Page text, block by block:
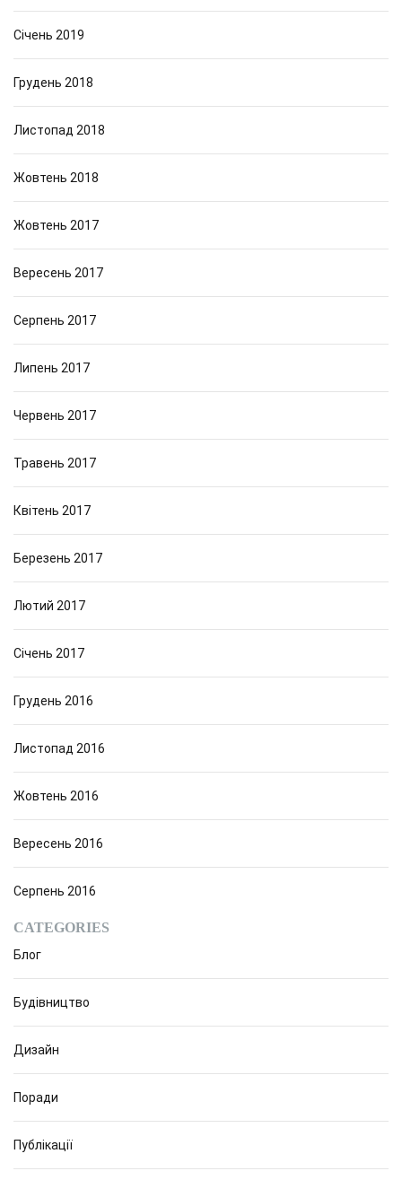
Січень 2019
Грудень 2018
Листопад 2018
Жовтень 2018
Жовтень 2017
Вересень 2017
Серпень 2017
Липень 2017
Червень 2017
Травень 2017
Квітень 2017
Березень 2017
Лютий 2017
Січень 2017
Грудень 2016
Листопад 2016
Жовтень 2016
Вересень 2016
Серпень 2016
CATEGORIES
Блог
Будівництво
Дизайн
Поради
Публікації